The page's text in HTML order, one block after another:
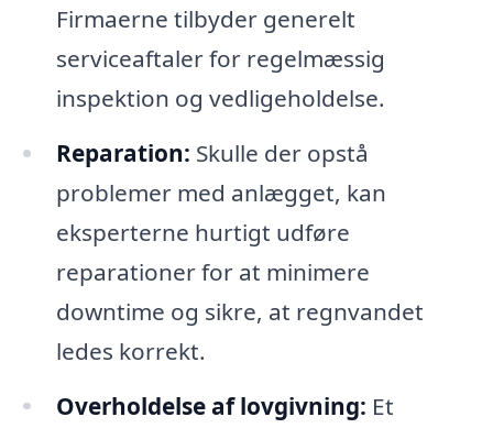
Firmaerne tilbyder generelt
serviceaftaler for regelmæssig
inspektion og vedligeholdelse.
Reparation: Skulle der opstå
problemer med anlægget, kan
eksperterne hurtigt udføre
reparationer for at minimere
downtime og sikre, at regnvandet
ledes korrekt.
Overholdelse af lovgivning: Et